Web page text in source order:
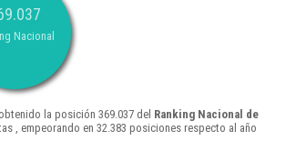
Nacional
la posición 369.037 del Ranking Nacional de
, empeorando en 32.383 posiciones respecto al año